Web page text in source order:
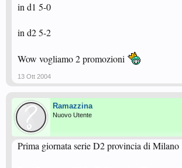
in d1 5-0
in d2 5-2
Wow vogliamo 2 promozioni
13 Ott 2004
Ramazzina
Nuovo Utente
Prima giornata serie D2 provincia di Milano